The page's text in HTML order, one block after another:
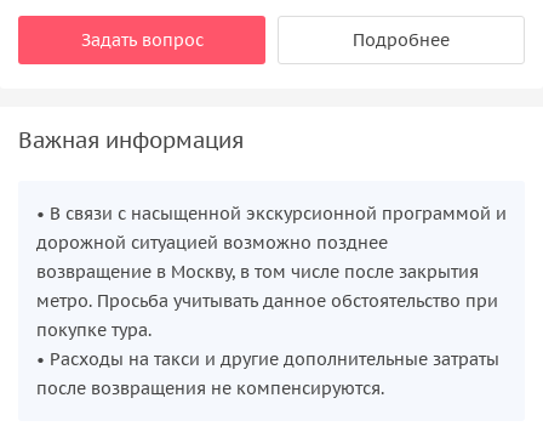
Задать вопрос Подробнее
Важная информация
• В связи с насыщенной экскурсионной программой и
дорожной ситуацией возможно позднее
возвращение в Москву, в том числе после закрытия
метро. Просьба учитывать данное обстоятельство при
покупке тура.
• Расходы на такси и другие дополнительные затраты
после возвращения не компенсируются.